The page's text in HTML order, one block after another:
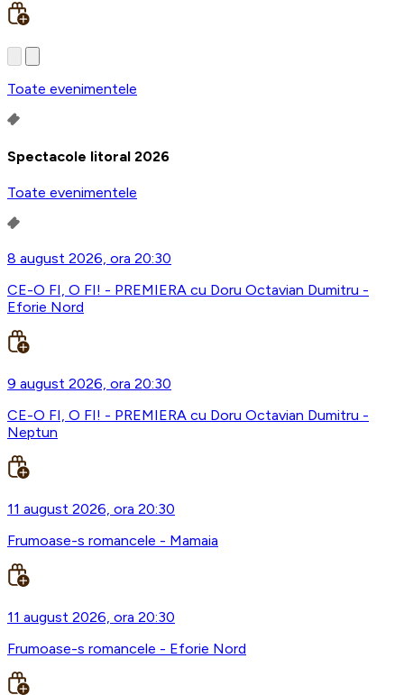
Toate evenimentele
Spectacole litoral 2026
Toate evenimentele
8 august 2026, ora 20:30
CE-O FI, O FI! - PREMIERA cu Doru Octavian Dumitru -
Eforie Nord
9 august 2026, ora 20:30
CE-O FI, O FI! - PREMIERA cu Doru Octavian Dumitru -
Neptun
11 august 2026, ora 20:30
Frumoase-s romancele - Mamaia
11 august 2026, ora 20:30
Frumoase-s romancele - Eforie Nord